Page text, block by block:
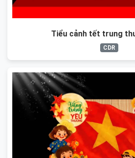
Tiểu cảnh tết trung
CDR